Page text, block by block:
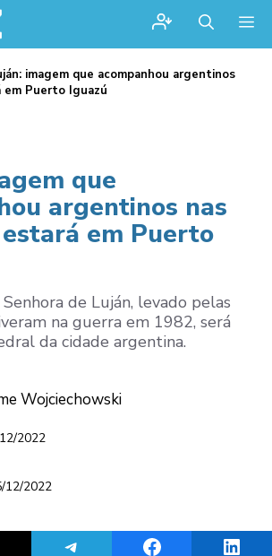
imagem que acompanhou argentinos
em Puerto Iguazú
que
argentinos nas
em Puerto
de Luján, levado pelas
na guerra em 1982, será
da cidade argentina.
Wojciechowski
2022
12/2022
Share on ThreadsShare on TelegramShare on Facebook